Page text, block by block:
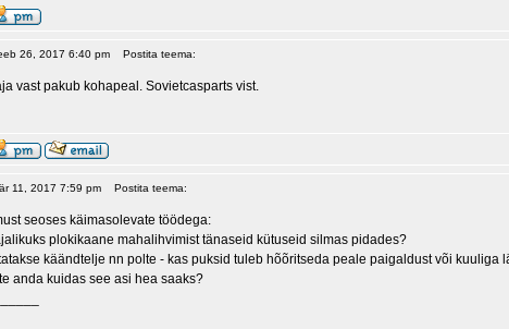
26, 2017 6:40 pm Postita teema:
vast pakub kohapeal. Sovietcasparts vist.
11, 2017 7:59 pm Postita teema:
seoses käimasolevate töödega:
plokikaane mahalihvimist tänaseid kütuseid silmas pidades?
käändtelje nn polte - kas puksid tuleb hõõritseda peale paigaldust või
anda kuidas see asi hea saaks?